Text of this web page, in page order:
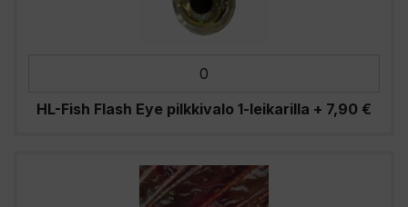
HL-Fish Flash Eye pilkkivalo 1-leikarilla + 7,90 €